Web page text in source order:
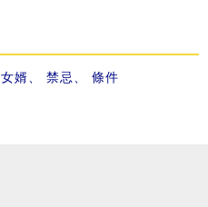
女婿 禁忌 條件